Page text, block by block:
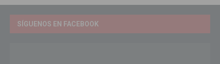
SÍGUENOS EN FACEBOOK